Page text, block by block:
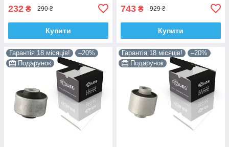
232 ₴ 290 ₴
Купити
743 ₴ 929 ₴
Купити
Гарантія 18 місяців!
–20%
Подарунок
Гарантія 18 місяців!
–20%
Подарунок